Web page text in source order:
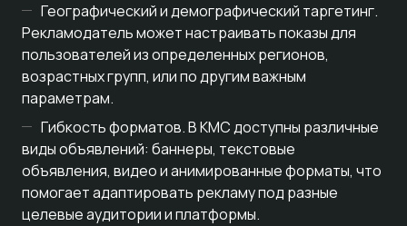
Географический и демографический таргетинг.
Рекламодатель может настраивать показы для
пользователей из определенных регионов,
возрастных групп, или по другим важным
параметрам.
Гибкость форматов. В КМС доступны различные
виды объявлений: баннеры, текстовые
объявления, видео и анимированные форматы, что
помогает адаптировать рекламу под разные
целевые аудитории и платформы.